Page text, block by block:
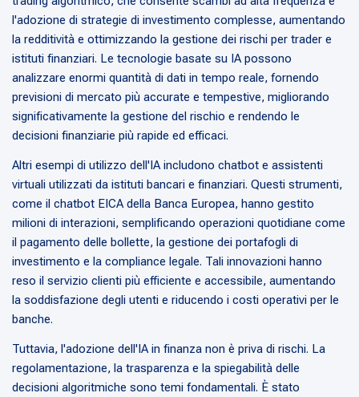
l'adozione di strategie di investimento complesse, aumentando
la redditività e ottimizzando la gestione dei rischi per trader e
istituti finanziari. Le tecnologie basate su IA possono
analizzare enormi quantità di dati in tempo reale, fornendo
previsioni di mercato più accurate e tempestive, migliorando
significativamente la gestione del rischio e rendendo le
decisioni finanziarie più rapide ed efficaci.
Altri esempi di utilizzo dell'IA includono chatbot e assistenti
virtuali utilizzati da istituti bancari e finanziari. Questi strumenti,
come il chatbot EICA della Banca Europea, hanno gestito
milioni di interazioni, semplificando operazioni quotidiane come
il pagamento delle bollette, la gestione dei portafogli di
investimento e la compliance legale. Tali innovazioni hanno
reso il servizio clienti più efficiente e accessibile, aumentando
la soddisfazione degli utenti e riducendo i costi operativi per le
banche.
Tuttavia, l'adozione dell'IA in finanza non è priva di rischi. La
regolamentazione, la trasparenza e la spiegabilità delle
decisioni algoritmiche sono temi fondamentali. È stato